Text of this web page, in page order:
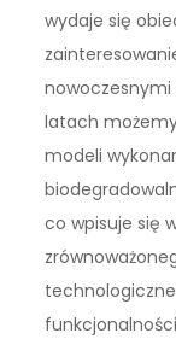
wydaje się
latach
modeli
co wpisuje się